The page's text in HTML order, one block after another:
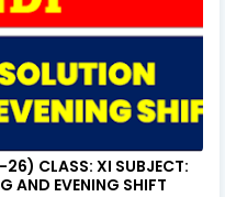
CLASS: XI SUBJECT:
AND EVENING SHIFT